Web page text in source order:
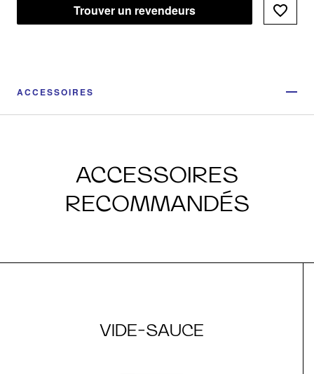
Trouver un revendeurs
ACCESSOIRES
ACCESSOIRES
RECOMMANDÉS
VIDE-SAUCE